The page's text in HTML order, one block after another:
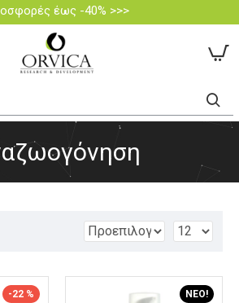
έως -40% >>>
-22 % ΝΈΟ!